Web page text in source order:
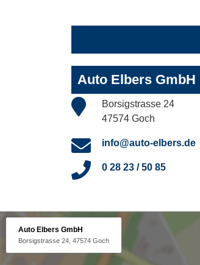
Auto Elbers GmbH
Borsigstrasse 24
47574 Goch
info@auto-elbers.de
0 28 23 / 50 85
Auto Elbers GmbH
Borsigstrasse 24, 47574 Goch